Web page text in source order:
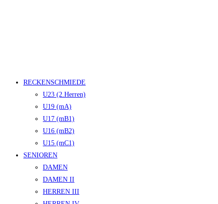
RECKENSCHMIEDE
U23 (2.Herren)
U19 (mA)
U17 (mB1)
U16 (mB2)
U15 (mC1)
SENIOREN
DAMEN
DAMEN II
HERREN III